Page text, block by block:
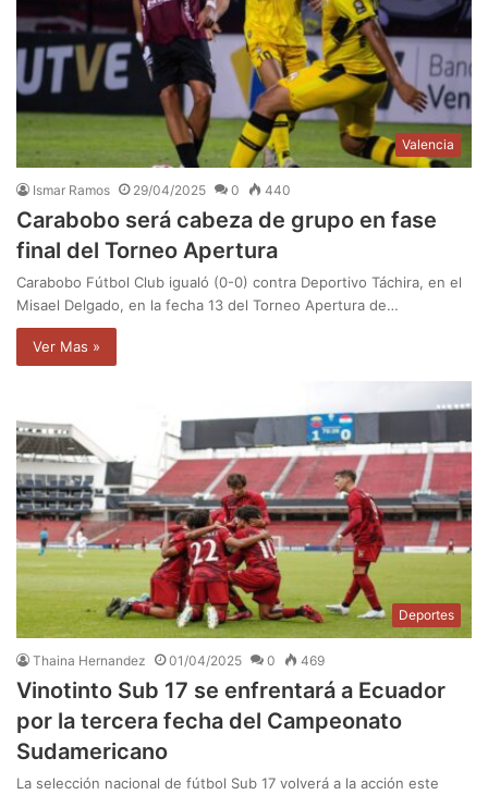
Valencia
Ismar Ramos 29/04/2025 0 440
Carabobo será cabeza de grupo en fase
final del Torneo Apertura
Carabobo Fútbol Club igualó (0-0) contra Deportivo Táchira, en el
Misael Delgado, en la fecha 13 del Torneo Apertura de…
Ver Mas »
Deportes
Thaina Hernandez 01/04/2025 0 469
Vinotinto Sub 17 se enfrentará a Ecuador
por la tercera fecha del Campeonato
Sudamericano
La selección nacional de fútbol Sub 17 volverá a la acción este